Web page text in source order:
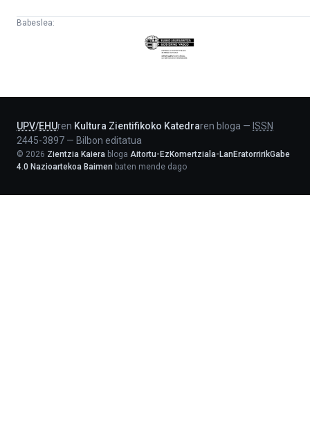
Babeslea:
Eusko
Jaurlaritza
UPV/EHUren Kultura Zientifikoko Katedraren bloga — ISSN
2445-3897 — Bilbon editatua
© 2026 Zientzia Kaiera bloga Aitortu-EzKomertziala-LanEratorririkGabe
4.0 Nazioartekoa Baimen baten mende dago